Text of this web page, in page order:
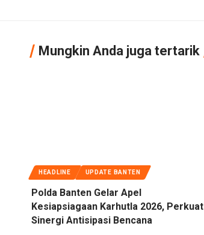
Mungkin Anda juga tertarik
HEADLINE UPDATE BANTEN
Polda Banten Gelar Apel
Kesiapsiagaan Karhutla 2026, Perkuat
Sinergi Antisipasi Bencana